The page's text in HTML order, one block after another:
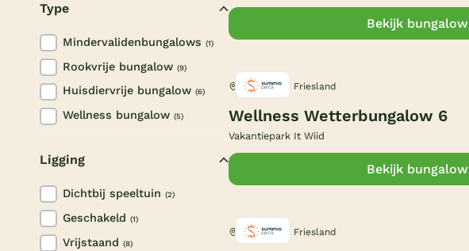
Type
Mindervalidenbungalows (1)
Rookvrije bungalow (9)
Huisdiervrije bungalow (6)
Wellness bungalow (5)
Ligging
Dichtbij speeltuin (2)
Geschakeld (1)
Vrijstaand (8)
Bekijk bungalow
Earnewâld, Friesland
Wellness Wetterbungalow 6
Vakantiepark It Wiid
Bekijk bungalow
Earnewâld, Friesland